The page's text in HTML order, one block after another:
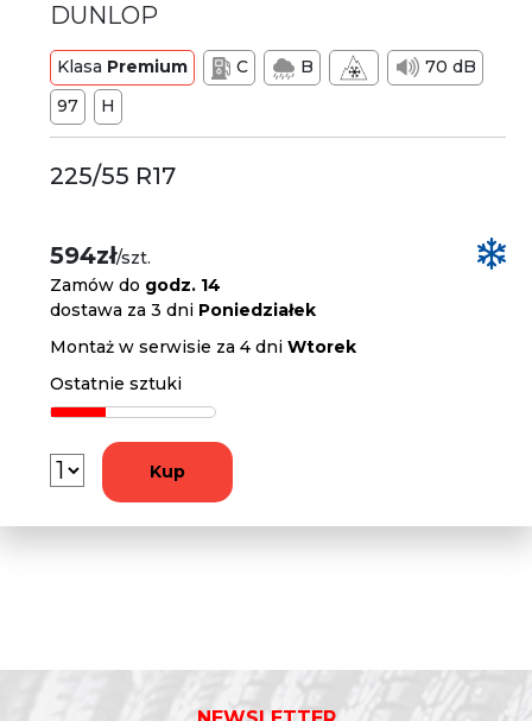
DUNLOP
Klasa Premium C B
70 dB
97
H
225/55 R17
594zł/szt.
Zamów do godz. 14
dostawa za 3 dni Poniedziałek
Montaż w serwisie za 4 dniWtorek
Ostatnie sztuki
Kup